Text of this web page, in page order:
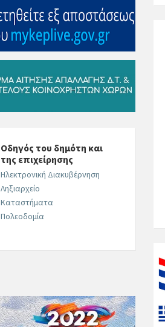
Οδηγός του δημότη και
της επιχείρησης
Ηλεκτρονική Διακυβέρνηση
Ληξιαρχείο
Καταστήματα
Πολεοδομία